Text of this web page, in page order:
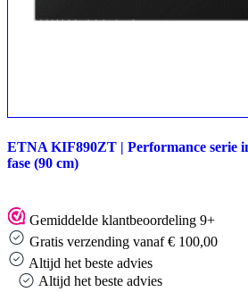
ETNA KIF890ZT | Performance serie
fase (90 cm)
Gemiddelde klantbeoordeling 9+
Gratis verzending vanaf € 100,00
Altijd het beste advies
Altijd het beste advies